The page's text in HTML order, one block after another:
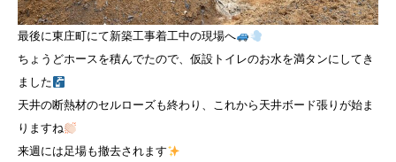
最後に東庄町にて新築工事着工中の現場へ
ちょうどホースを積んでたので、仮設トイレのお水を満タンにしてき
ました
天井の断熱材のセルローズも終わり、これから天井ボード張りが始ま
りますね
来週には足場も撤去されます